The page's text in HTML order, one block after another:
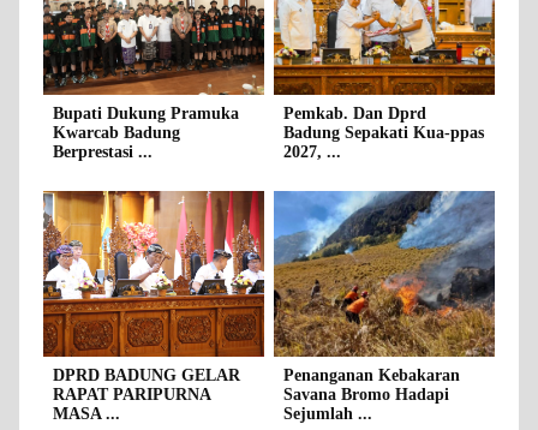
Bupati Dukung Pramuka
Kwarcab Badung
Berprestasi ...
Pemkab. Dan Dprd
Badung Sepakati Kua-ppas
2027, ...
DPRD BADUNG GELAR
RAPAT PARIPURNA
MASA ...
Penanganan Kebakaran
Savana Bromo Hadapi
Sejumlah ...